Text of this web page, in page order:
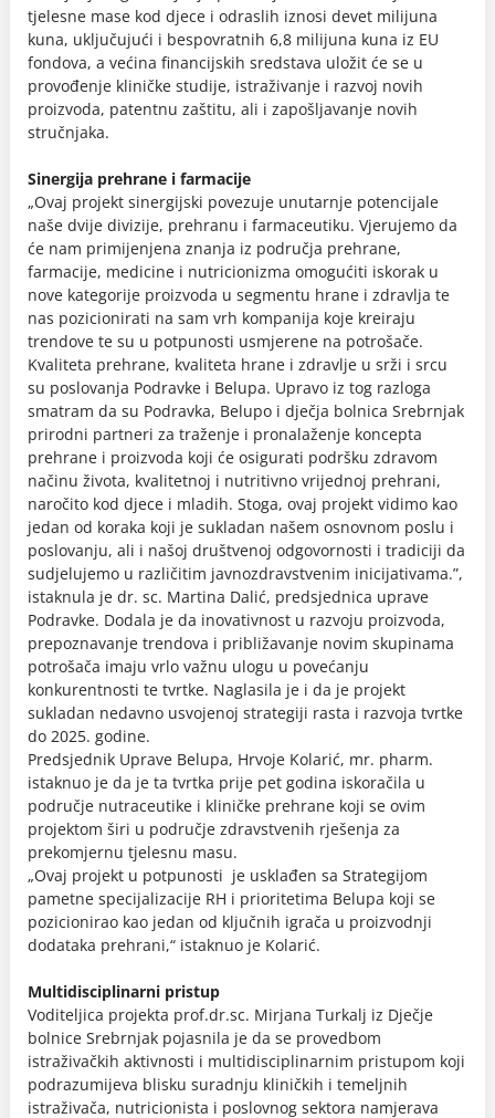
tjelesne mase kod djece i odraslih iznosi devet milijuna
kuna, uključujući i bespovratnih 6,8 milijuna kuna iz EU
fondova, a većina financijskih sredstava uložit će se u
provođenje kliničke studije, istraživanje i razvoj novih
proizvoda, patentnu zaštitu, ali i zapošljavanje novih
stručnjaka.
Sinergija prehrane i farmacije
„Ovaj projekt sinergijski povezuje unutarnje potencijale
naše dvije divizije, prehranu i farmaceutiku. Vjerujemo da
će nam primijenjena znanja iz područja prehrane,
farmacije, medicine i nutricionizma omogućiti iskorak u
nove kategorije proizvoda u segmentu hrane i zdravlja te
nas pozicionirati na sam vrh kompanija koje kreiraju
trendove te su u potpunosti usmjerene na potrošače.
Kvaliteta prehrane, kvaliteta hrane i zdravlje u srži i srcu
su poslovanja Podravke i Belupa. Upravo iz tog razloga
smatram da su Podravka, Belupo i dječja bolnica Srebrnjak
prirodni partneri za traženje i pronalaženje koncepta
prehrane i proizvoda koji će osigurati podršku zdravom
načinu života, kvalitetnoj i nutritivno vrijednoj prehrani,
naročito kod djece i mladih. Stoga, ovaj projekt vidimo kao
jedan od koraka koji je sukladan našem osnovnom poslu i
poslovanju, ali i našoj društvenoj odgovornosti i tradiciji da
sudjelujemo u različitim javnozdravstvenim inicijativama.”,
istaknula je dr. sc. Martina Dalić, predsjednica uprave
Podravke. Dodala je da inovativnost u razvoju proizvoda,
prepoznavanje trendova i približavanje novim skupinama
potrošača imaju vrlo važnu ulogu u povećanju
konkurentnosti te tvrtke. Naglasila je i da je projekt
sukladan nedavno usvojenoj strategiji rasta i razvoja tvrtke
do 2025. godine.
Predsjednik Uprave Belupa, Hrvoje Kolarić, mr. pharm.
istaknuo je da je ta tvrtka prije pet godina iskoračila u
područje nutraceutike i kliničke prehrane koji se ovim
projektom širi u područje zdravstvenih rješenja za
prekomjernu tjelesnu masu.
„Ovaj projekt u potpunosti je usklađen sa Strategijom
pametne specijalizacije RH i prioritetima Belupa koji se
pozicionirao kao jedan od ključnih igrača u proizvodnji
dodataka prehrani,“ istaknuo je Kolarić.
Multidisciplinarni pristup
Voditeljica projekta prof.dr.sc. Mirjana Turkalj iz Dječje
bolnice Srebrnjak pojasnila je da se provedbom
istraživačkih aktivnosti i multidisciplinarnim pristupom koji
podrazumijeva blisku suradnju kliničkih i temeljnih
istraživača, nutricionista i poslovnog sektora namjerava